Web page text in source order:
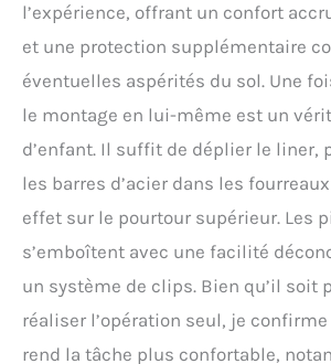
l’expérience, offrant un confort
et une protection supplémentaire
éventuelles aspérités du sol. Une
le montage en lui-même est un
d’enfant. Il suffit de déplier le liner,
les barres d’acier dans les
effet sur le pourtour supérieur. Les
s’emboîtent avec une facilité
un système de clips. Bien qu’il soit
réaliser l’opération seul, je confirme
rend la tâche plus confortable,